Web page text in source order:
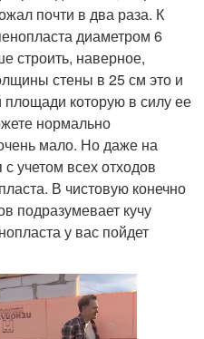
почти в два раза. К
диаметром 6
строить, наверное,
стены в 25 см это и
площади которую в силу ее
нормально
мало. Но даже на
учетом всех отходов
В чистовую конечно
подразумевает кучу
у вас пойдет